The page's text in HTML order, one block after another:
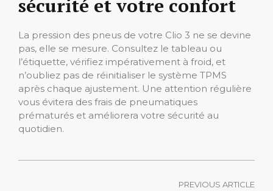
sécurité et votre confort
La pression des pneus de votre Clio 3 ne se devine
pas, elle se mesure. Consultez le tableau ou
l’étiquette, vérifiez impérativement à froid, et
n’oubliez pas de réinitialiser le système TPMS
après chaque ajustement. Une attention régulière
vous évitera des frais de pneumatiques
prématurés et améliorera votre sécurité au
quotidien.
PREVIOUS ARTICLE